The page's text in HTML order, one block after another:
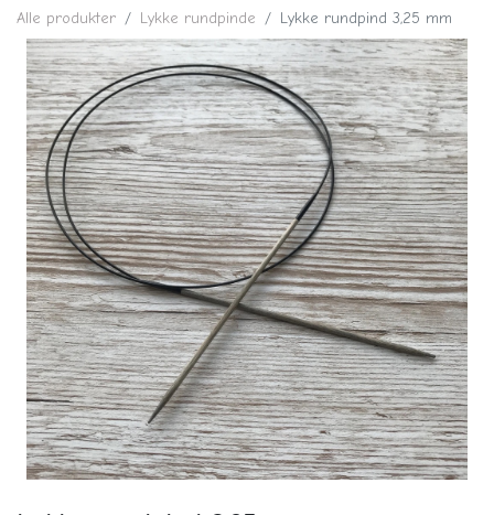
Alle produkter Lykke rundpinde Lykke rundpind 3,25 mm